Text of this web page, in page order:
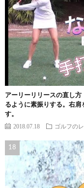
アーリーリリースの直し
るように素振りする。右
す。
2018.07.18 ゴルフの